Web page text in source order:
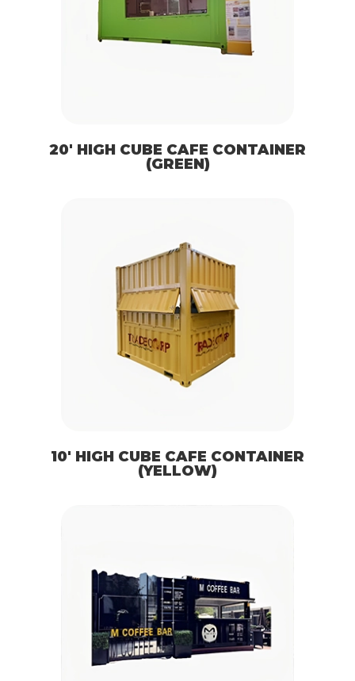
20′ HIGH CUBE CAFE CONTAINER
(GREEN)
10′ HIGH CUBE CAFE CONTAINER
(YELLOW)